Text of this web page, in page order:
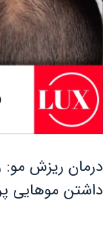
درمان ریزش مو:
داشتن موهایی